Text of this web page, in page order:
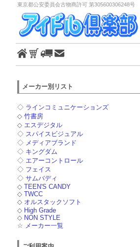
東京都公安委員会古物商許可 第305600306248号
メーカー別リスト
◇ ラインコミュニケーションズ
◇ 竹書房
◇ エスデジタル
◇ スパイスビジュアル
◇ メディアブランド
◇ キングダム
◇ エアーコントロール
◇ フェイス
◇ サムバディ
◇ TEEN'S CANDY
◇ TWCC
◇ オルスタックソフト
◇ High Grade
◇ NON STYLE
☆ メーカー一覧